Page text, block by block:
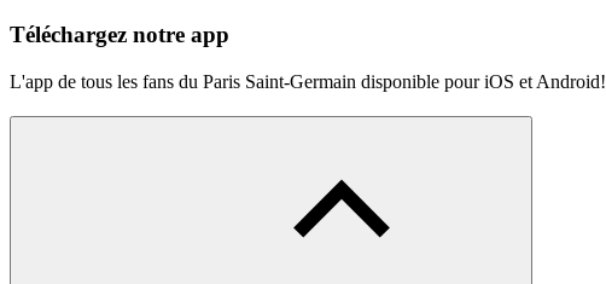
Téléchargez notre app
L'app de tous les fans du Paris Saint-Germain disponible pour iOS et Android!